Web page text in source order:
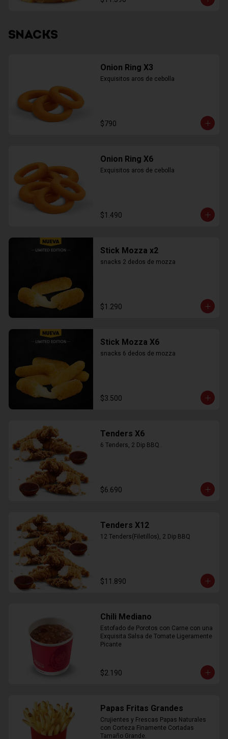
SNACKS
Onion Ring X3
Exquisitos aros de cebolla
$790
Onion Ring X6
Exquisitos aros de cebolla
$1.490
Stick Mozza x2
snacks 2 dedos de mozza
$1.290
Stick Mozza X6
snacks 6 dedos de mozza
$3.500
Tenders X6
6 Tenders, 2 Dip BBQ..
$6.690
Tenders X12
12 Tenders(Filetillos), 2 Dip BBQ
$11.890
Chili Mediano
Estofado de Porotos con Carne con una
Exquisita Salsa de Tomate Ligeramente
Picante
$2.190
Papas Fritas Grandes
Crujientes y Frescas Papas Naturales
con Corteza Finamente Cortadas
Tamaño Grande.